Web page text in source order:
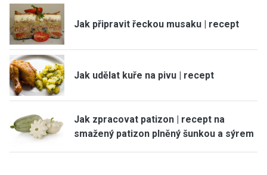
Jak připravit řeckou musaku | recept
Jak udělat kuře na pivu | recept
Jak zpracovat patizon | recept na
smažený patizon plněný šunkou a sýrem